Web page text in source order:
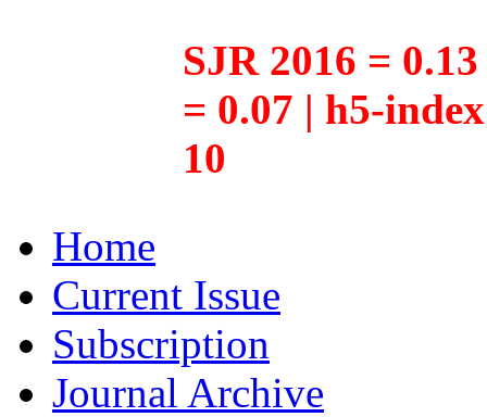
SJR 2016 =
= 0.07 | h5-
10
Home
Current Issue
Subscription
Journal Archive